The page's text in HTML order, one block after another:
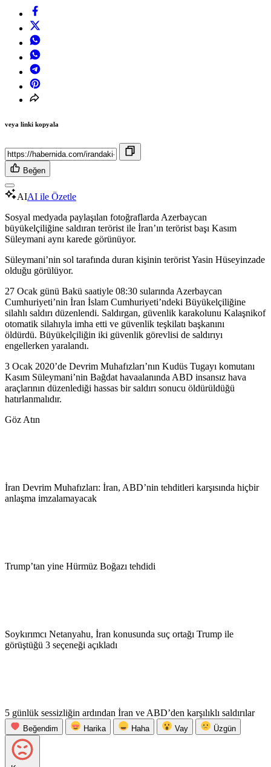
veya linki kopyala
Beğen
AIAI ile Özetle
Sosyal medyada paylaşılan fotoğraflarda Azerbaycan
büyükelçiliğine saldıran terörist ile İran’ın terörist başı Kasım
Süleymani aynı karede görünüyor.
Süleymani’nin sol tarafında duran kişinin terörist Yasin Hüseyinzade
olduğu görülüyor.
27 Ocak günü Bakü saatiyle 08:30 sularında Azerbaycan
Cumhuriyeti’nin İran İslam Cumhuriyeti’ndeki Büyükelçiliğine
silahlı saldırı düzenlendi. Saldırgan, güvenlik karakolunu Kalaşnikof
otomatik silahıyla imha etti ve güvenlik teşkilatı başkanını
öldürdü. Büyükelçiliğin iki güvenlik görevlisi de saldırıyı
engellerken yaralandı.
3 Ocak 2020’de Devrim Muhafızları’nın Kudüs Tugayı komutanı
Kasım Süleymani’nin Bağdat havaalanında ABD insansız hava
araçlarının düzenlediği hassas bir saldırı sonucu öldürüldüğü
hatırlanmalıdır.
Göz Atın
İran Devrim Muhafızları: İran, ABD’nin tehditleri karşısında hiçbir
anlaşma imzalamayacak
Trump’tan yine Hürmüz Boğazı tehdidi
Soykırımcı Netanyahu, İran konusunda suç ortağı Trump ile
görüştüğü 3 seçeneği açıkladı
5 günlük sessizliğin ardından İran ve ABD’den karşılıklı saldırılar
Beğendim Harika Haha Vay Üzgün